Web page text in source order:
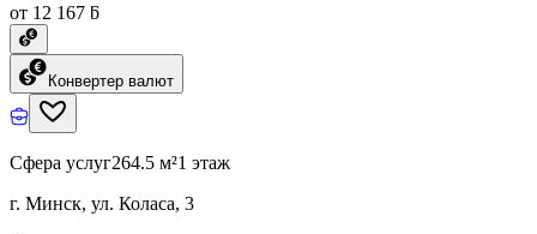
от 12 167 ƃ
Конвертер валют
Сфера услуг264.5 м²1 этаж
г. Минск, ул. Коласа, 3